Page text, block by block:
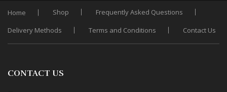
Home Shop
Frequently Asked Questions
Delivery Methods
Terms and Conditions Contact Us
CONTACT US